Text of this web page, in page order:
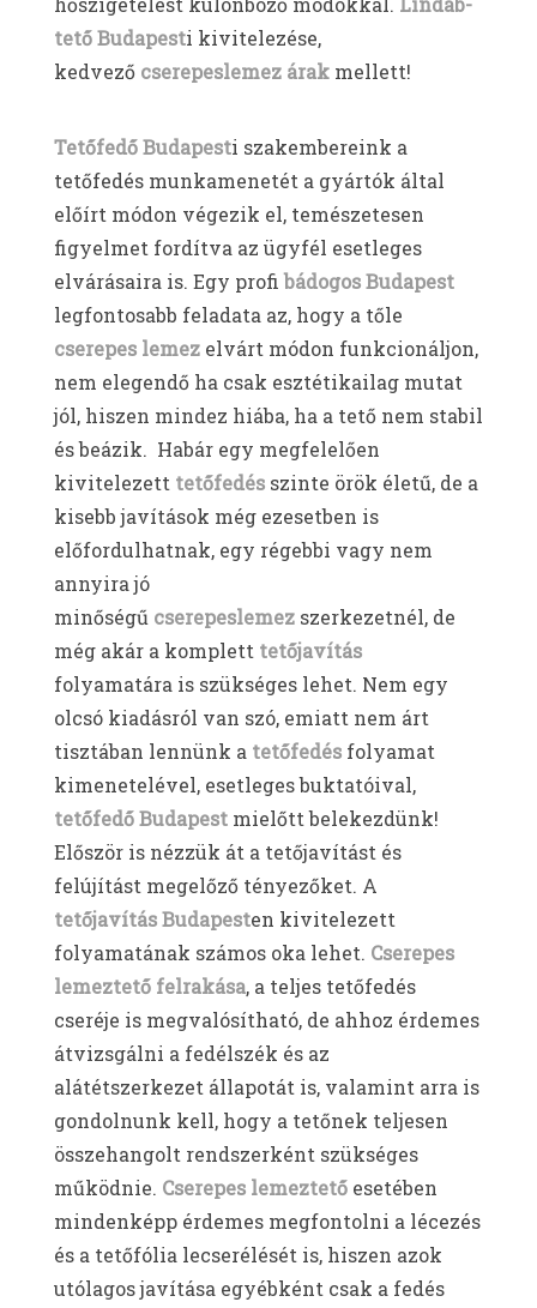
tető Budapesti kivitelezése,
kedvező cserepeslemez árak mellett!
Tetőfedő Budapesti szakembereink a
tetőfedés munkamenetét a gyártók által
előírt módon végezik el, temészetesen
figyelmet fordítva az ügyfél esetleges
elvárásaira is. Egy profibádogos Budapest
legfontosabb feladata az, hogy a tőle
cserepes lemez elvárt módon funkcionáljon,
nem elegendő ha csak esztétikailag mutat
jól, hiszen mindez hiába, ha a tető nem stabil
és beázik. Habár egy megfelelően
kivitelezett tetőfedés szinte örök életű, de a
kisebb javítások még ezesetben is
előfordulhatnak, egy régebbi vagy nem
annyira jó
minőségű cserepeslemez szerkezetnél, de
még akár a komplett tetőjavítás
folyamatára is szükséges lehet. Nem egy
olcsó kiadásról van szó, emiatt nem árt
tisztában lennünk a tetőfedés folyamat
kimenetelével, esetleges buktatóival,
tetőfedő Budapest mielőtt belekezdünk!
Először is nézzük át a tetőjavítást és
felújítást megelőző tényezőket. A
tetőjavítás Budapesten kivitelezett
folyamatának számos oka lehet. Cserepes
lemeztető felrakása, a teljes tetőfedés
cseréje is megvalósítható, de ahhoz érdemes
átvizsgálni a fedélszék és az
alátétszerkezet állapotát is, valamint arra is
gondolnunk kell, hogy a tetőnek teljesen
összehangolt rendszerként szükséges
működnie. Cserepes lemeztető esetében
mindenképp érdemes megfontolni a lécezés
és a tetőfólia lecserélését is, hiszen azok
utólagos javítása egyébként csak a fedés